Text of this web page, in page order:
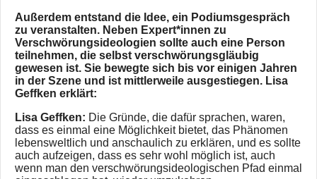
Außerdem entstand die Idee, ein Podiumsgespräch
zu veranstalten. Neben Expert*innen zu
Verschwörungsideologien sollte auch eine Person
teilnehmen, die selbst verschwörungsgläubig
gewesen ist. Sie bewegte sich bis vor einigen Jahren
in der Szene und ist mittlerweile ausgestiegen. Lisa
Geffken erklärt:
Lisa Geffken: Die Gründe, die dafür sprachen, waren,
dass es einmal eine Möglichkeit bietet, das Phänomen
lebensweltlich und anschaulich zu erklären, und es sollte
auch aufzeigen, dass es sehr wohl möglich ist, auch
wenn man den verschwörungsideologischen Pfad einmal